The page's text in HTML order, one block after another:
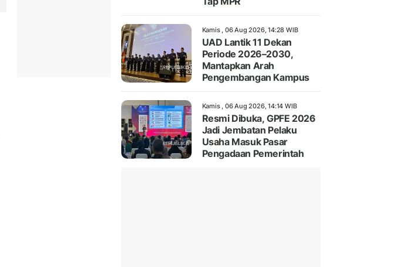
Kamis , 06 Aug 2026, 14:28 WIB
UAD Lantik 11 Dekan
Periode 2026–2030,
Mantapkan Arah
Pengembangan Kampus
Kamis , 06 Aug 2026, 14:14 WIB
Resmi Dibuka, GPFE 2026
Jadi Jembatan Pelaku
Usaha Masuk Pasar
Pengadaan Pemerintah